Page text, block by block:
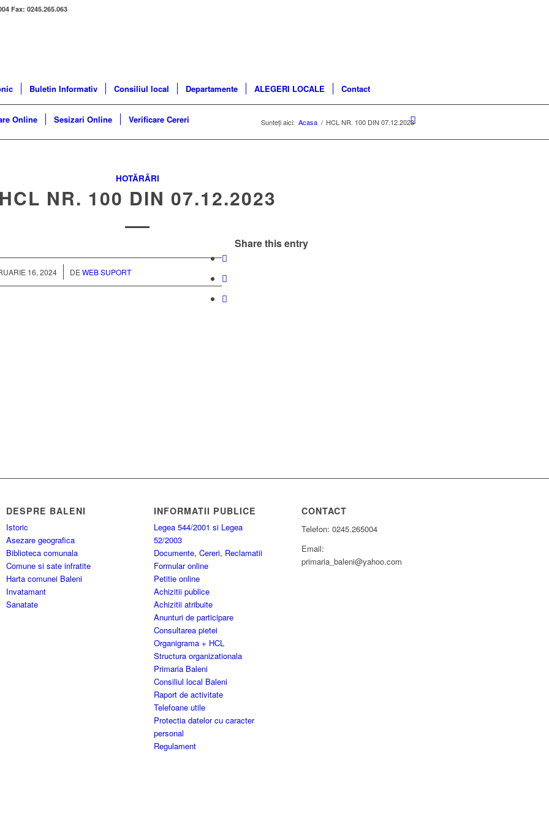
Fax: 0245.265.063
Buletin Informativ Consiliul local Departamente ALEGERI LOCALE Contact
Online Sesizari Online Verificare Cereri Sunteți aici: Acasa / HCL NR. 100 DIN 07.12.2023
HOTĂRÂRI
HCL NR. 100 DIN 07.12.2023
16, 2024
/ DEWEB SUPORT
Share this entry
DESPRE BALENI
Istoric
Asezare geografica
Biblioteca comunala
Comune si sate infratite
Harta comunei Baleni
Invatamant
Sanatate
INFORMATII PUBLICE
Legea 544/2001 si Legea
52/2003
Documente, Cereri, Reclamatii
Formular online
Petitie online
Achizitii publice
Achizitii atribuite
Anunturi de participare
Consultarea pietei
Organigrama + HCL
Structura organizationala
Primaria Baleni
Consiliul local Baleni
Raport de activitate
Telefoane utile
Protectia datelor cu caracter
personal
Regulament
CONTACT
Telefon: 0245.265004
Email:
primaria_baleni@yahoo.com